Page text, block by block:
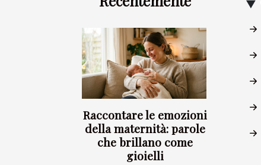
Raccontare le emozioni
della maternità: parole
che brillano come
gioielli